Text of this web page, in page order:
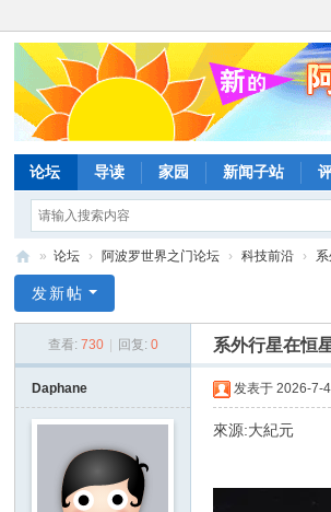
论坛 导读 家园 新闻子站
波
网
» 论坛 › 阿波罗世界之门论坛 › 科技前沿 ›
发新帖
查看: 730 回复: 0 系外行星在恒
Daphane 发表于 2026-7-
來源:大紀元